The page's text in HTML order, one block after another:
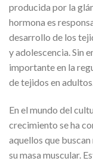
producida por la
hormona es
desarrollo de los
y adolescencia. Sin
importante en la
de tejidos en adultos.
En el mundo del
crecimiento se ha
aquellos que
su masa muscular.